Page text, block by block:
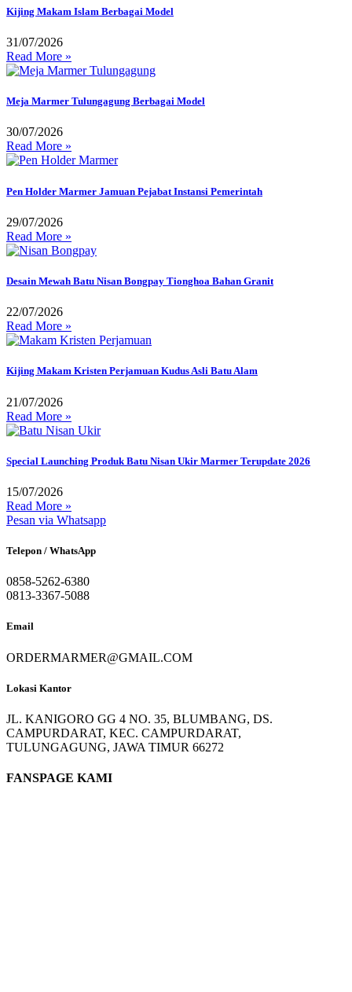
Kijing Makam Islam Berbagai Model
31/07/2026
Read More »
Meja Marmer Tulungagung Berbagai Model
30/07/2026
Read More »
Pen Holder Marmer Jamuan Pejabat Instansi Pemerintah
29/07/2026
Read More »
Desain Mewah Batu Nisan Bongpay Tionghoa Bahan Granit
22/07/2026
Read More »
Kijing Makam Kristen Perjamuan Kudus Asli Batu Alam
21/07/2026
Read More »
Special Launching Produk Batu Nisan Ukir Marmer Terupdate 2026
15/07/2026
Read More »
Pesan via Whatsapp
Telepon / WhatsApp
0858-5262-6380
0813-3367-5088
Email
ORDERMARMER@GMAIL.COM
Lokasi Kantor
JL. KANIGORO GG 4 NO. 35, BLUMBANG, DS.
CAMPURDARAT, KEC. CAMPURDARAT,
TULUNGAGUNG, JAWA TIMUR 66272
FANSPAGE KAMI